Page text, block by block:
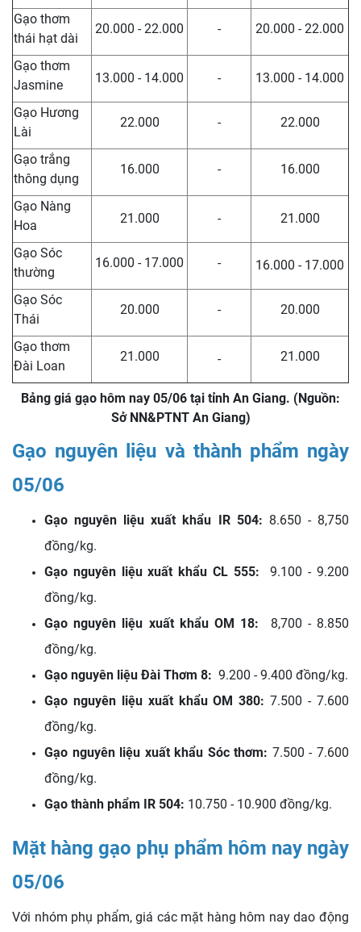
Gạo thơm
thái hạt dài
20.000 - 22.000 - 20.000 - 22.000
Gạo thơm
Jasmine
13.000 - 14.000 - 13.000 - 14.000
Gạo Hương
Lài
22.000 - 22.000
Gạo trắng
thông dụng
16.000 - 16.000
Gạo Nàng
Hoa
21.000 - 21.000
Gạo Sóc
thường
16.000 - 17.000 - 16.000 - 17.000
Gạo Sóc
Thái
20.000 - 20.000
Gạo thơm
Đài Loan
21.000 - 21.000
Bảng giá gạo hôm nay 05/06 tại tỉnh An Giang. (Nguồn:
Sở NN&PTNT An Giang)
Gạo nguyên liệu và thành phẩm ngày
05/06
Gạo nguyên liệu xuất khẩu IR 504: 8.650 - 8,750
đồng/kg.
Gạo nguyên liệu xuất khẩu CL 555:
9.100 - 9.200
đồng/kg.
Gạo nguyên liệu xuất khẩu OM 18:
8,700 - 8.850
đồng/kg.
Gạo nguyên liệu Đài Thơm 8: 9.200 - 9.400 đồng/kg.
Gạo nguyên liệu xuất khẩu OM 380:7.500 - 7.600
đồng/kg.
Gạo nguyên liệu xuất khẩu Sóc thơm: 7.500 - 7.600
đồng/kg.
Gạo thành phẩm IR 504: 10.750 - 10.900 đồng/kg.
Mặt hàng gạo phụ phẩm hôm nay ngày
05/06
Với nhóm phụ phẩm, giá các mặt hàng hôm nay dao động